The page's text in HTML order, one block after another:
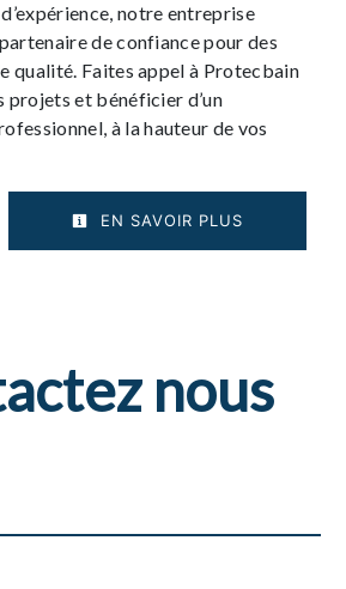
notre entreprise
de confiance pour des
qualité. Faites appel à Protecbain
et bénéficier d’un
à la hauteur de vos
EN SAVOIR PLUS
nous